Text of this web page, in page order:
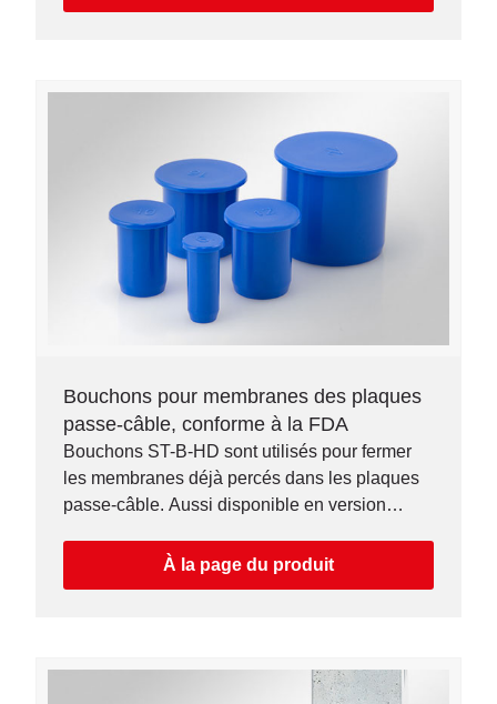
Bouchons pour membranes des plaques
passe-câble, conforme à la FDA
Bouchons ST-B-HD sont utilisés pour fermer
les membranes déjà percés dans les plaques
passe-câble. Aussi disponible en version
À la page du produit